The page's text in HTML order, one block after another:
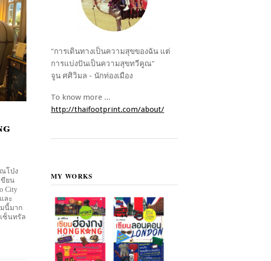
โป่ง
ขียน
City
ละ
นี้มาก
ซ็นทรัล
"การเดินทางเป็นความสุขของฉัน แต่
การแบ่งปันเป็นความสุขทวีคูณ"
จูน ศศิวิมล - นักท่องเมือง
To know more ...
http://thaifootprint.com/about/
MY WORKS